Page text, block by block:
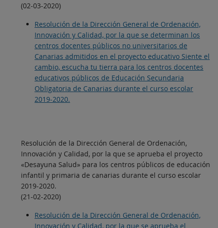
(02-03-2020)
Resolución de la Dirección General de Ordenación,
Innovación y Calidad, por la que se determinan los
centros docentes públicos no universitarios de
Canarias admitidos en el proyecto educativo Siente el
cambio, escucha tu tierra para los centros docentes
educativos públicos de Educación Secundaria
Obligatoria de Canarias durante el curso escolar
2019-2020.
Resolución de la Dirección General de Ordenación,
Innovación y Calidad, por la que se aprueba el proyecto
«Desayuna Salud» para los centros públicos de educación
infantil y primaria de canarias durante el curso escolar
2019-2020.
(21-02-2020)
Resolución de la Dirección General de Ordenación,
Innovación y Calidad, por la que se aprueba el